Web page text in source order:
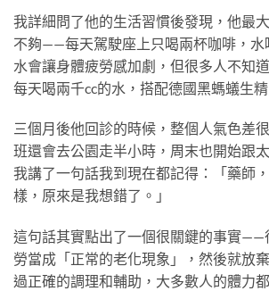
我詳細問了他的生活習慣後發現，他最
不夠——每天駕駛座上只喝兩杯咖啡，水
水會讓身體疲勞感加劇，但很多人不知
每天喝兩千cc的水，搭配德國黑螞蟻生
三個月後他回診的時候，整個人氣色差
班還會去公園走半小時，周末也開始跟
我講了一句話我到現在都記得：「藥師
樣，原來是我想錯了。」
這句話其實點出了一個很關鍵的事實——
勞當成「正常的老化現象」，然後就放
過正確的調理和輔助，大多數人的體力